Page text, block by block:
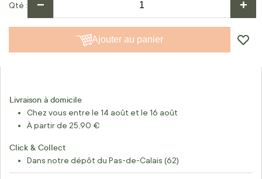
Qté − +
Ajouter au panier
Livraison à domicile
Chez vous entre le 14 août et le 16 août
À partir de 25,90 €
Click & Collect
Dans notre dépôt du Pas-de-Calais (62)